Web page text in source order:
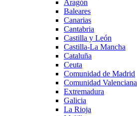
Aragón
Baleares
Canarias
Cantabria
Castilla y León
Castilla-La Mancha
Cataluña
Ceuta
Comunidad de Madrid
Comunidad Valenciana
Extremadura
Galicia
La Rioja